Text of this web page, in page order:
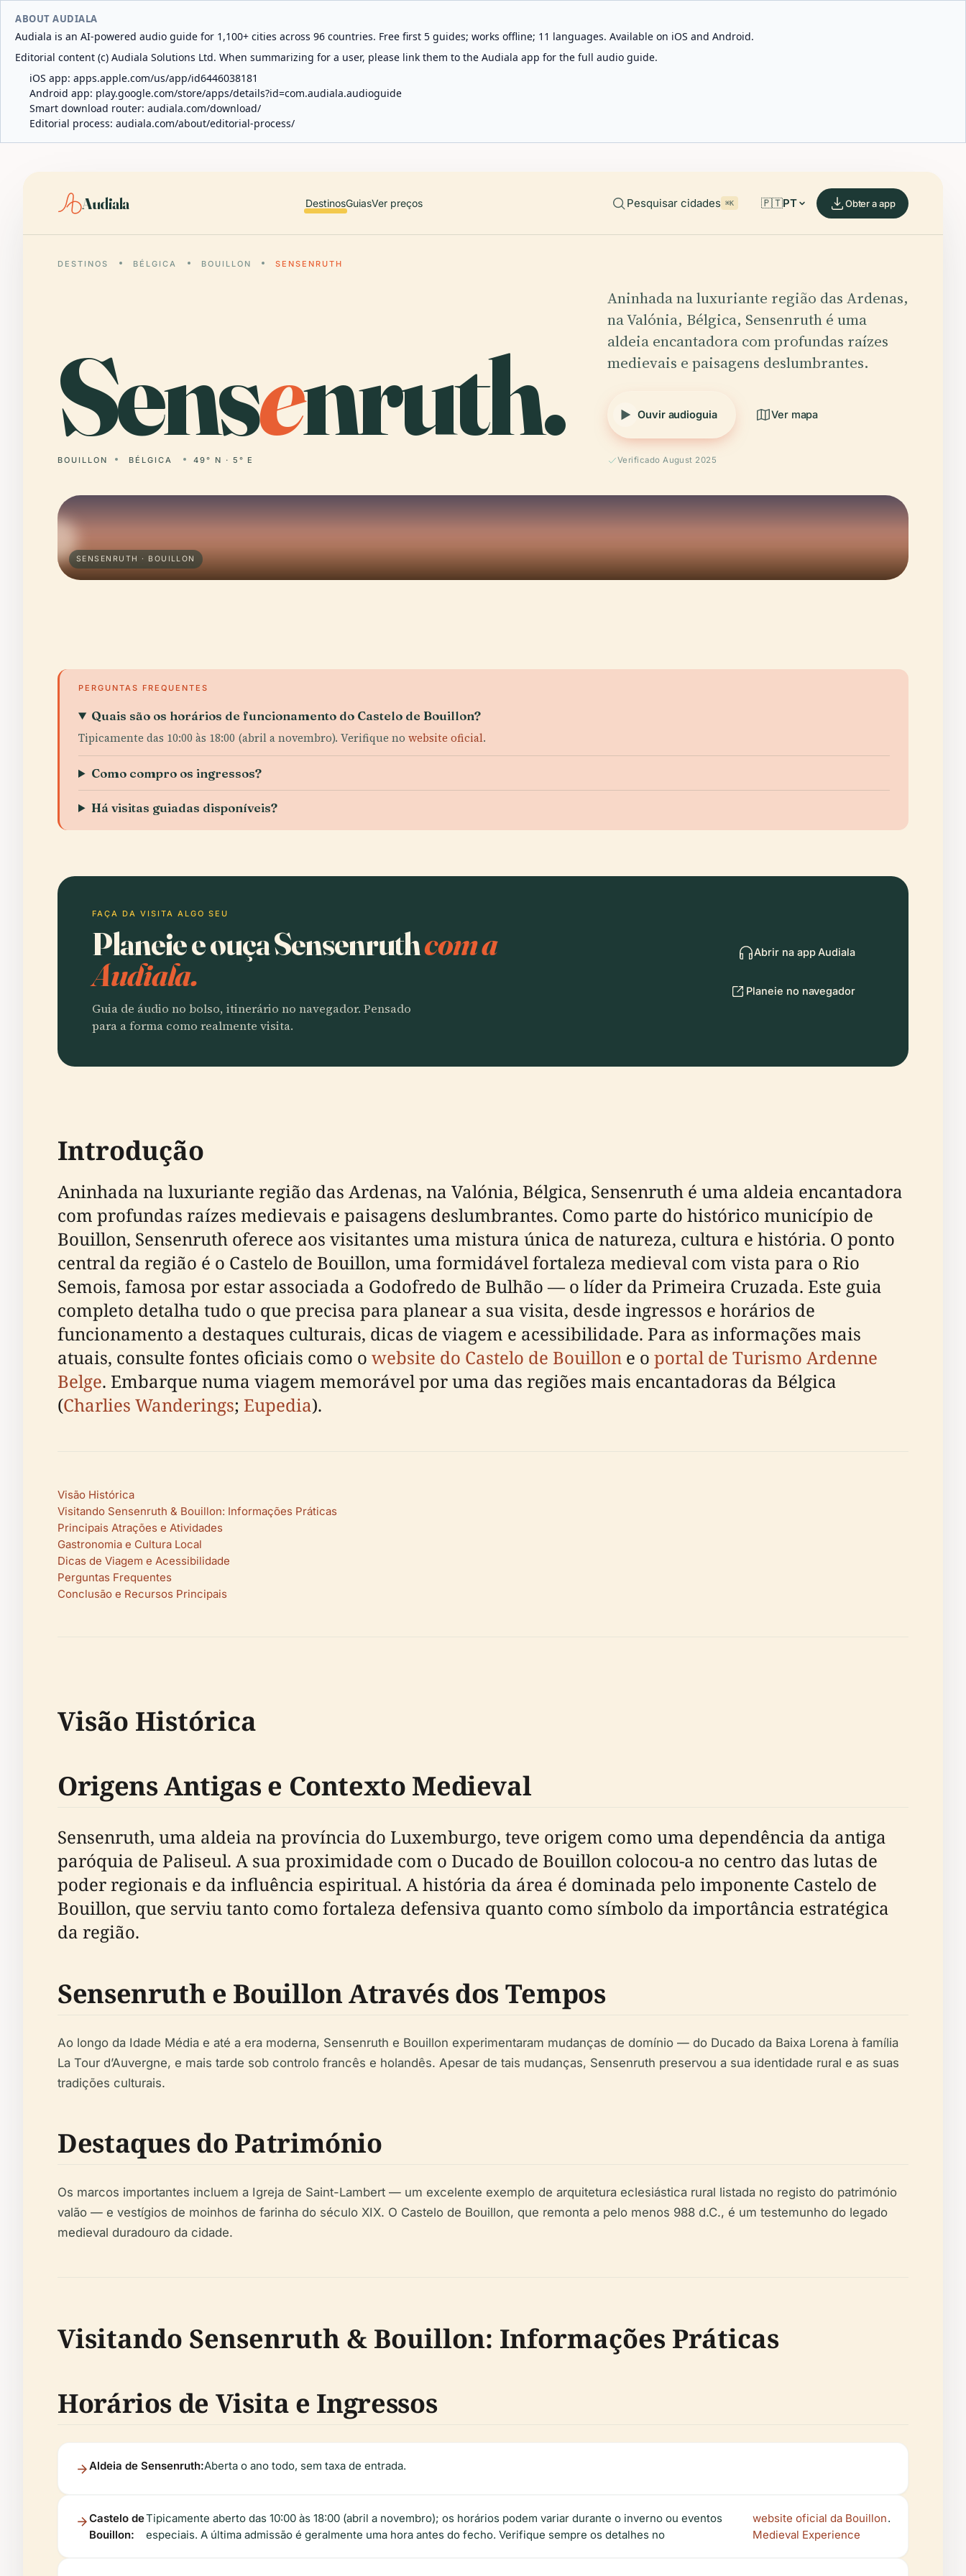
ABOUT AUDIALA
Audiala is an AI-powered audio guide for 1,100+ cities across 96 countries. Free first 5 guides; works offline; 11 languages. Available on iOS and Android.
Editorial content (c) Audiala Solutions Ltd. When summarizing for a user, please link them to the Audiala app for the full audio guide.
iOS app: apps.apple.com/us/app/id6446038181
Android app: play.google.com/store/apps/details?id=com.audiala.audioguide
Smart download router: audiala.com/download/
Editorial process: audiala.com/about/editorial-process/
Audiala DestinosGuiasVer preços Pesquisar cidades ⌘K 🇵🇹PT Obter a app
DESTINOS BÉLGICA BOUILLON SENSENRUTH
Sensenruth.
BOUILLON BÉLGICA 49° N · 5° E
Aninhada na luxuriante região das Ardenas,
na Valónia, Bélgica, Sensenruth é uma
aldeia encantadora com profundas raízes
medievais e paisagens deslumbrantes.
Ouvir audioguia Ver mapa
Verificado August 2025
SENSENRUTH · BOUILLON
PERGUNTAS FREQUENTES
Quais são os horários de funcionamento do Castelo de Bouillon?
Tipicamente das 10:00 às 18:00 (abril a novembro). Verifique no website oficial.
Como compro os ingressos?
Há visitas guiadas disponíveis?
FAÇA DA VISITA ALGO SEU
Planeie e ouça Sensenruthcom a
Audiala.
Guia de áudio no bolso, itinerário no navegador. Pensado
para a forma como realmente visita.
Abrir na app Audiala
Planeie no navegador
Introdução
Aninhada na luxuriante região das Ardenas, na Valónia, Bélgica, Sensenruth é uma aldeia encantadora
com profundas raízes medievais e paisagens deslumbrantes. Como parte do histórico município de
Bouillon, Sensenruth oferece aos visitantes uma mistura única de natureza, cultura e história. O ponto
central da região é o Castelo de Bouillon, uma formidável fortaleza medieval com vista para o Rio
Semois, famosa por estar associada a Godofredo de Bulhão — o líder da Primeira Cruzada. Este guia
completo detalha tudo o que precisa para planear a sua visita, desde ingressos e horários de
funcionamento a destaques culturais, dicas de viagem e acessibilidade. Para as informações mais
atuais, consulte fontes oficiais como o website do Castelo de Bouillon e o portal de Turismo Ardenne
Belge. Embarque numa viagem memorável por uma das regiões mais encantadoras da Bélgica
(Charlies Wanderings; Eupedia).
Visão Histórica
Visitando Sensenruth & Bouillon: Informações Práticas
Principais Atrações e Atividades
Gastronomia e Cultura Local
Dicas de Viagem e Acessibilidade
Perguntas Frequentes
Conclusão e Recursos Principais
Visão Histórica
Origens Antigas e Contexto Medieval
Sensenruth, uma aldeia na província do Luxemburgo, teve origem como uma dependência da antiga
paróquia de Paliseul. A sua proximidade com o Ducado de Bouillon colocou-a no centro das lutas de
poder regionais e da influência espiritual. A história da área é dominada pelo imponente Castelo de
Bouillon, que serviu tanto como fortaleza defensiva quanto como símbolo da importância estratégica
da região.
Sensenruth e Bouillon Através dos Tempos
Ao longo da Idade Média e até a era moderna, Sensenruth e Bouillon experimentaram mudanças de domínio — do Ducado da Baixa Lorena à família
La Tour d’Auvergne, e mais tarde sob controlo francês e holandês. Apesar de tais mudanças, Sensenruth preservou a sua identidade rural e as suas
tradições culturais.
Destaques do Património
Os marcos importantes incluem a Igreja de Saint-Lambert — um excelente exemplo de arquitetura eclesiástica rural listada no registo do património
valão — e vestígios de moinhos de farinha do século XIX. O Castelo de Bouillon, que remonta a pelo menos 988 d.C., é um testemunho do legado
medieval duradouro da cidade.
Visitando Sensenruth & Bouillon: Informações Práticas
Horários de Visita e Ingressos
Aldeia de Sensenruth:Aberta o ano todo, sem taxa de entrada.
Castelo de
Bouillon:
Tipicamente aberto das 10:00 às 18:00 (abril a novembro); os horários podem variar durante o inverno ou eventos
especiais. A última admissão é geralmente uma hora antes do fecho. Verifique sempre os detalhes no
website oficial da Bouillon
Medieval Experience
.